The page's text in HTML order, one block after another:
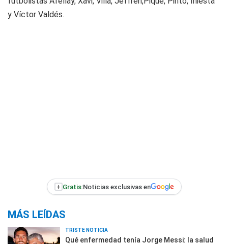
y Víctor Valdés.
+ Gratis:Noticias exclusivas en
MÁS LEÍDAS
TRISTE NOTICIA
Qué enfermedad tenía Jorge Messi: la salud